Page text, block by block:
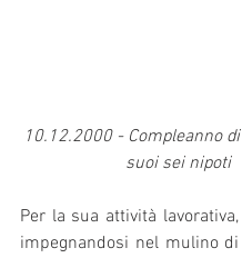
10.12.2000 - Compleanno
suoi sei nipoti
Per la sua attività
impegnandosi nel mulino